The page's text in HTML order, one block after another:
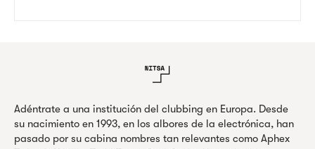
Adéntrate a una institución del clubbing en Europa. Desde
su nacimiento en 1993, en los albores de la electrónica, han
pasado por su cabina nombres tan relevantes como Aphex